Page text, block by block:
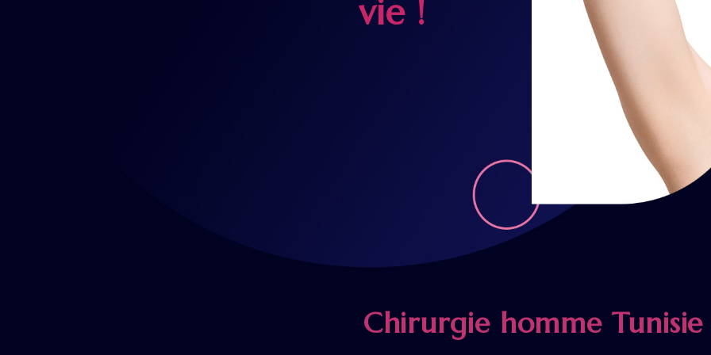
vie !
Chirurgie homme Tunisie